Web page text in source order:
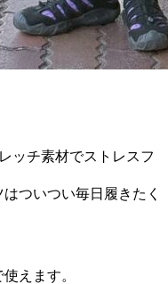
ッチ素材でストレスフ
ついつい毎日履きたく
えます。